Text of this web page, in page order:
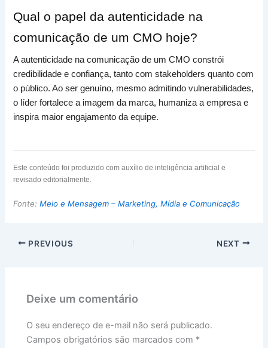
Qual o papel da autenticidade na
comunicação de um CMO hoje?
A autenticidade na comunicação de um CMO constrói
credibilidade e confiança, tanto com stakeholders quanto com
o público. Ao ser genuíno, mesmo admitindo vulnerabilidades,
o líder fortalece a imagem da marca, humaniza a empresa e
inspira maior engajamento da equipe.
Este conteúdo foi produzido com auxílio de inteligência artificial e
revisado editorialmente.
Fonte:Meio e Mensagem – Marketing, Mídia e Comunicação
PREVIOUS NEXT
Deixe um comentário
O seu endereço de e-mail não será publicado.
Campos obrigatórios são marcados com *